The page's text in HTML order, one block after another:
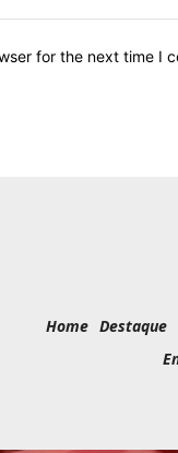
for the next time I
Home Destaque